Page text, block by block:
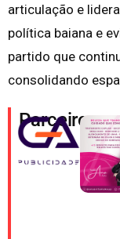
articulação e
política baiana e
partido que
consolidando
Parceiros